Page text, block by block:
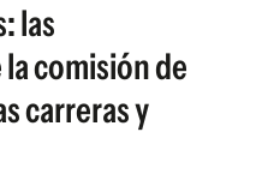
las
comisión de
carreras y